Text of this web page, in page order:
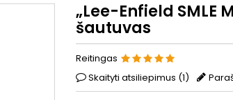
„Lee-Enfield SMLE
šautuvas
Reitingas
Skaityti atsiliepimus (1)